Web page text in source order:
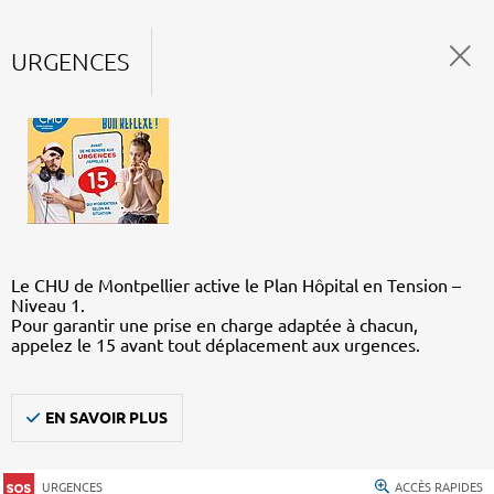
URGENCES
Le CHU de Montpellier active le Plan Hôpital en Tension –
Niveau 1.
Pour garantir une prise en charge adaptée à chacun,
appelez le 15 avant tout déplacement aux urgences.
EN SAVOIR PLUS
URGENCES ACCÈS RAPIDES